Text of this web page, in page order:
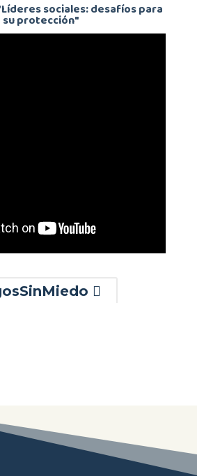
sociales: desafíos para
su protección"